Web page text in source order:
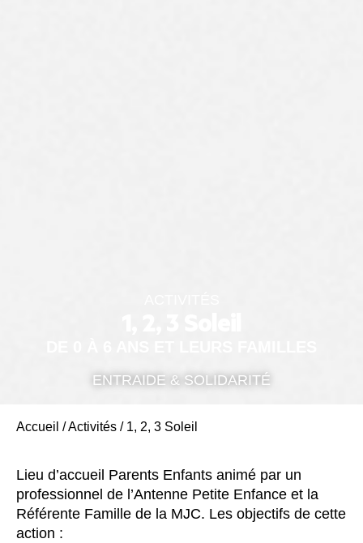
ENTRAIDE & SOLIDARITÉ
Accueil /Activités / 1, 2, 3 Soleil
Lieu d’accueil Parents Enfants animé par un
professionnel de l’Antenne Petite Enfance et la
Référente Famille de la MJC. Les objectifs de cette
action :